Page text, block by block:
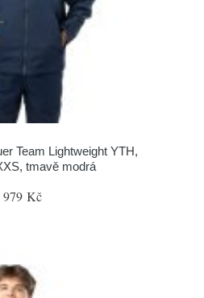
Team Lightweight YTH,
tmavě modrá
979 Kč